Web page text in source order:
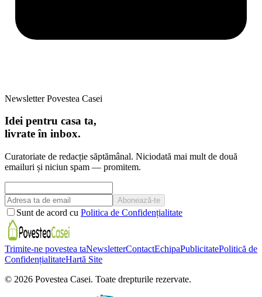
Newsletter Povestea Casei
Idei pentru casa ta,
livrate în inbox.
Curatoriate de redacție săptămânal. Niciodată mai mult de două
emailuri și niciun spam — promitem.
Abonează-te
Sunt de acord cu Politica de Confidențialitate
Trimite-ne povestea taNewsletterContactEchipaPublicitatePolitică de
ConfidențialitateHartă Site
© 2026 Povestea Casei. Toate drepturile rezervate.